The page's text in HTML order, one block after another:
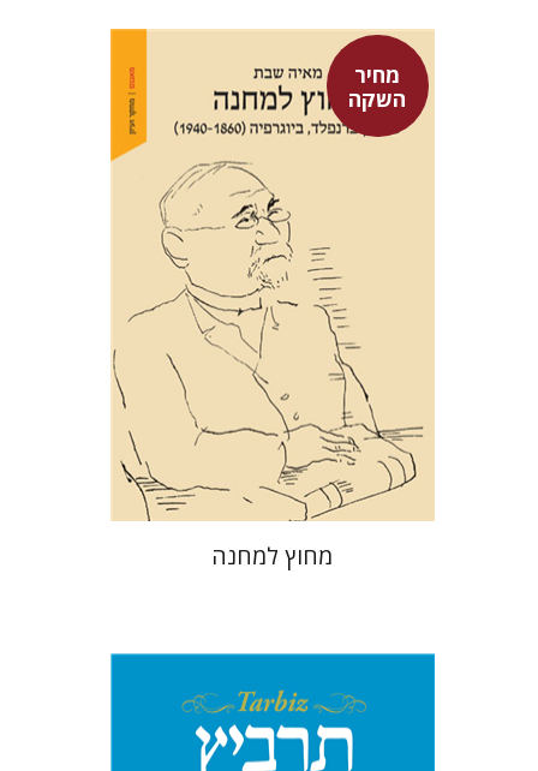
מחיר
השקה
מאיה שבת
מחיר השקה
$42
$29
מחוץ למחנה
יהונתן גארב מיכאל סיגל